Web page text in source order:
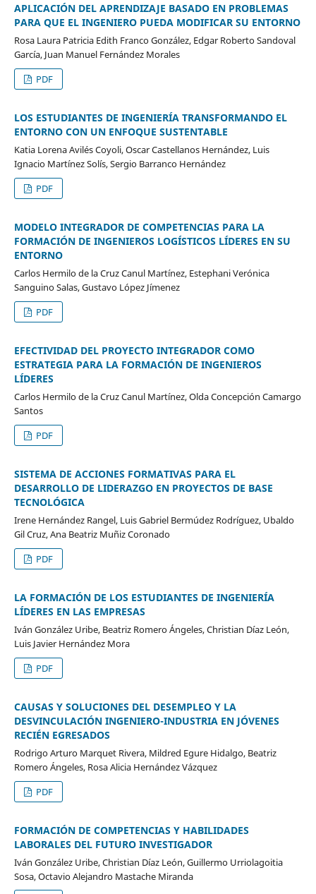
APLICACIÓN DEL APRENDIZAJE BASADO EN PROBLEMAS
PARA QUE EL INGENIERO PUEDA MODIFICAR SU ENTORNO
Rosa Laura Patricia Edith Franco González, Edgar Roberto Sandoval
García, Juan Manuel Fernández Morales
PDF
LOS ESTUDIANTES DE INGENIERÍA TRANSFORMANDO EL
ENTORNO CON UN ENFOQUE SUSTENTABLE
Katia Lorena Avilés Coyoli, Oscar Castellanos Hernández, Luis
Ignacio Martínez Solís, Sergio Barranco Hernández
PDF
MODELO INTEGRADOR DE COMPETENCIAS PARA LA
FORMACIÓN DE INGENIEROS LOGÍSTICOS LÍDERES EN SU
ENTORNO
Carlos Hermilo de la Cruz Canul Martínez, Estephani Verónica
Sanguino Salas, Gustavo López Jímenez
PDF
EFECTIVIDAD DEL PROYECTO INTEGRADOR COMO
ESTRATEGIA PARA LA FORMACIÓN DE INGENIEROS
LÍDERES
Carlos Hermilo de la Cruz Canul Martínez, Olda Concepción Camargo
Santos
PDF
SISTEMA DE ACCIONES FORMATIVAS PARA EL
DESARROLLO DE LIDERAZGO EN PROYECTOS DE BASE
TECNOLÓGICA
Irene Hernández Rangel, Luis Gabriel Bermúdez Rodríguez, Ubaldo
Gil Cruz, Ana Beatriz Muñiz Coronado
PDF
LA FORMACIÓN DE LOS ESTUDIANTES DE INGENIERÍA
LÍDERES EN LAS EMPRESAS
Iván González Uribe, Beatriz Romero Ángeles, Christian Díaz León,
Luis Javier Hernández Mora
PDF
CAUSAS Y SOLUCIONES DEL DESEMPLEO Y LA
DESVINCULACIÓN INGENIERO-INDUSTRIA EN JÓVENES
RECIÉN EGRESADOS
Rodrigo Arturo Marquet Rivera, Mildred Egure Hidalgo, Beatriz
Romero Ángeles, Rosa Alicia Hernández Vázquez
PDF
FORMACIÓN DE COMPETENCIAS Y HABILIDADES
LABORALES DEL FUTURO INVESTIGADOR
Iván González Uribe, Christian Díaz León, Guillermo Urriolagoitia
Sosa, Octavio Alejandro Mastache Miranda